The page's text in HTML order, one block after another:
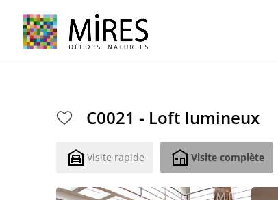
C0021 - Loft lumineux
Visite rapide Visite complète